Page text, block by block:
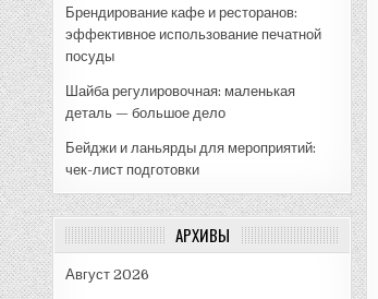
Брендирование кафе и ресторанов:
эффективное использование печатной
посуды
Шайба регулировочная: маленькая
деталь — большое дело
Бейджи и ланьярды для мероприятий:
чек-лист подготовки
АРХИВЫ
Август 2026